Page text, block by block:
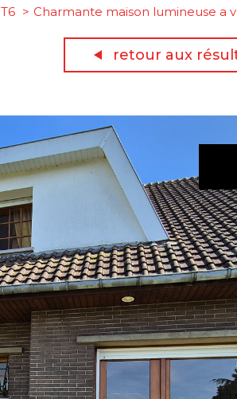
T6 Charmante maison lumineuse a
retour aux